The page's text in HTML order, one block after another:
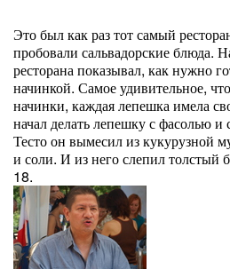
Это был как раз тот самый
пробовали сальвадорские блюда.
ресторана показывал, как нужно
начинкой. Самое удивительное,
начинки, каждая лепешка имела
начал делать лепешку с фасолью и
Тесто он вымесил из кукурузной
и соли. И из него слепил толстый
18.